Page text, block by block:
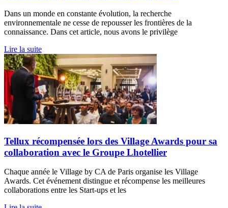
Dans un monde en constante évolution, la recherche
environnementale ne cesse de repousser les frontières de la
connaissance. Dans cet article, nous avons le privilège
Lire la suite
Tellux récompensée lors des Village Awards pour sa
collaboration avec le Groupe Lhotellier
Chaque année le Village by CA de Paris organise les Village
Awards. Cet événement distingue et récompense les meilleures
collaborations entre les Start-ups et les